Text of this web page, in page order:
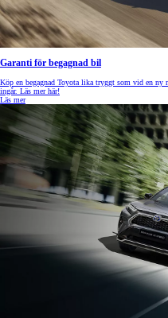
Garanti för begagnad bil
Köp en begagnad Toyota lika tryggt som vid en ny
ingår. Läs mer här!
Läs mer